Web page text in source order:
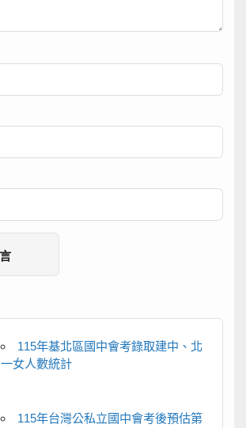
115年基北區國中會考錄取建中、北
一女人數統計
115年台灣公私立國中會考後預估第